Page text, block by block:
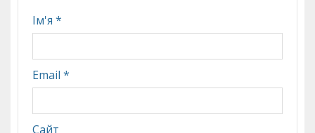
Ім'я *
Email *
Сайт